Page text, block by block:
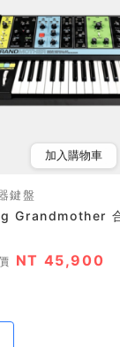
加入購物車
鍵盤
Grandmother
NT 45,900